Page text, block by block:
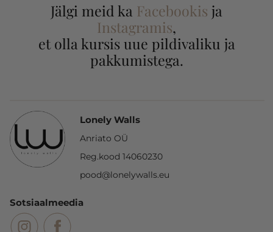
Jälgi meid ka Facebookis ja
Instagramis,
et olla kursis uue pildivaliku ja
pakkumistega.
Lonely Walls
Anriato OÜ
Reg.kood 14060230
pood@lonelywalls.eu
Sotsiaalmeedia